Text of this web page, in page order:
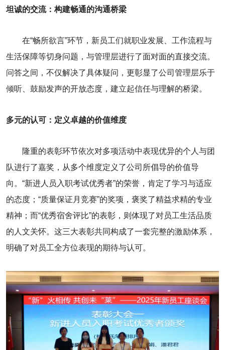
坦诚的交流：构建畅通的沟通桥梁
在“畅所欲言”环节，新员工们就职业发展、工作流程与
生活保障等切身问题，与管理层进行了面对面的直接交流。
问答之间，不仅解决了具体疑问，更彰显了公司管理层乐于
倾听、鼓励发声的开放态度，建立起信任与理解的桥梁。
多元的认可：定义卓越的价值维度
隆重的表彰环节依次对多项活动中表现优异的个人与团
队进行了嘉奖，从多个维度定义了公司所倡导的价值导
向。“新进人员入职考试优秀者”的荣誉，肯定了学习与适应
的态度；“质量保证月竞赛”的奖项，褒奖了精益求精的专业
精神；而“优秀宿舍评比”的表彰，则体现了对员工生活品质
的人文关怀。这三大表彰共同构成了一套完整的激励体系，
明确了对员工全方位表现的期待与认可。